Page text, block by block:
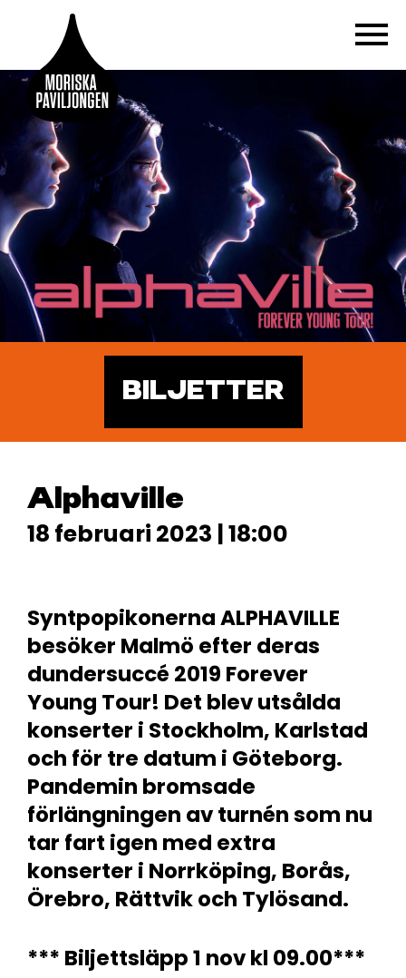
BILJETTER
Alphaville
18 februari 2023 | 18:00
Syntpopikonerna ALPHAVILLE
besöker Malmö efter deras
dundersuccé 2019 Forever
Young Tour! Det blev utsålda
konserter i Stockholm, Karlstad
och för tre datum i Göteborg.
Pandemin bromsade
förlängningen av turnén som nu
tar fart igen med extra
konserter i Norrköping, Borås,
Örebro, Rättvik och Tylösand.
*** Biljettsläpp 1 nov kl 09.00***